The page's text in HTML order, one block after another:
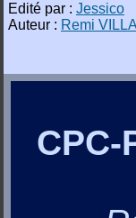
Edité par : Jessico
Auteur : Remi
CPC-